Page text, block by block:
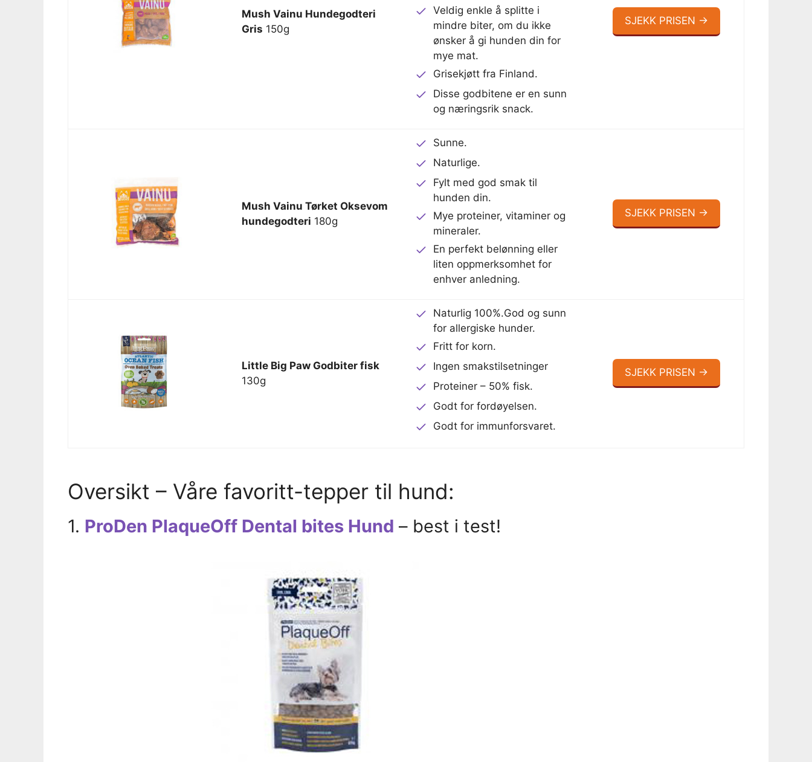
Mush Vainu Hundegodteri
Gris 150g
Veldig enkle å splitte i
mindre biter, om du ikke
ønsker å gi hunden din for
mye mat.
Grisekjøtt fra Finland.
Disse godbitene er en sunn
og næringsrik snack.
SJEKK PRISEN →
Mush Vainu Tørket Oksevom
hundegodteri 180g
Sunne.
Naturlige.
Fylt med god smak til
hunden din.
Mye proteiner, vitaminer og
mineraler.
En perfekt belønning eller
liten oppmerksomhet for
enhver anledning.
SJEKK PRISEN →
Little Big Paw Godbiter fisk
130g
Naturlig 100%.God og sunn
for allergiske hunder.
Fritt for korn.
Ingen smakstilsetninger
Proteiner – 50% fisk.
Godt for fordøyelsen.
Godt for immunforsvaret.
SJEKK PRISEN →
Oversikt – Våre favoritt-tepper til hund:
1. ProDen PlaqueOff Dental bites Hund – best i test!